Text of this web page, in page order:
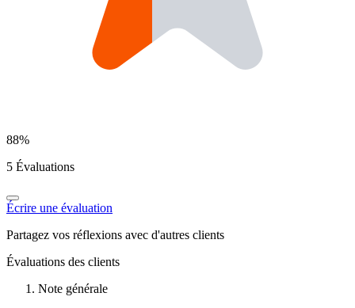
88%
5 Évaluations
Écrire une évaluation
Partagez vos réflexions avec d'autres clients
Évaluations des clients
Note générale